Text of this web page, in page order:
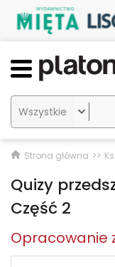

Strona główna
Quizy
Część 2
Opracowanie